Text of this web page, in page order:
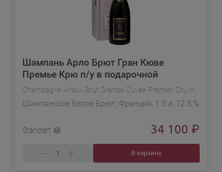
Шампань Арло Брют Гран Кюве
Премье Крю п/у в подарочной
упаковке
Champagne Arlaux Brut Grande Cuvée Premier Cru in gift box
Шампанское Белое Брют, Франция, 1.5 л, 12.5 %
Standart 34 100 ₽
В корзину